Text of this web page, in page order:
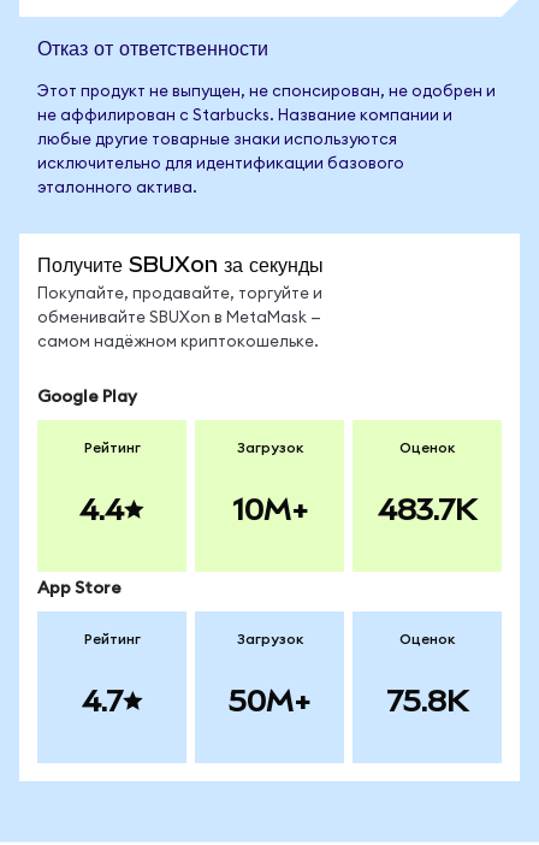
Отказ от ответственности
Этот продукт не выпущен, не спонсирован, не одобрен и
не аффилирован с Starbucks. Название компании и
любые другие товарные знаки используются
исключительно для идентификации базового
эталонного актива.
Получите SBUXon за секунды
Покупайте, продавайте, торгуйте и
обменивайте SBUXon в MetaMask —
самом надёжном криптокошельке.
Google Play
Рейтинг
4.4
Загрузок
10M+
Оценок
483.7K
App Store
Рейтинг
4.7
Загрузок
50M+
Оценок
75.8K